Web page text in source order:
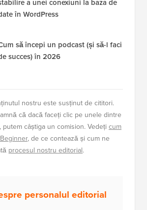
a unei conexiuni la baza de
în WordPress
să începi un podcast (și să-l faci
succes) în 2026
nostru este susținut de cititori.
că dacă faceți clic pe unele dintre
câștiga un comision. Vedeți cum
, de ce contează și cum ne
procesul nostru editorial.
personalul editorial